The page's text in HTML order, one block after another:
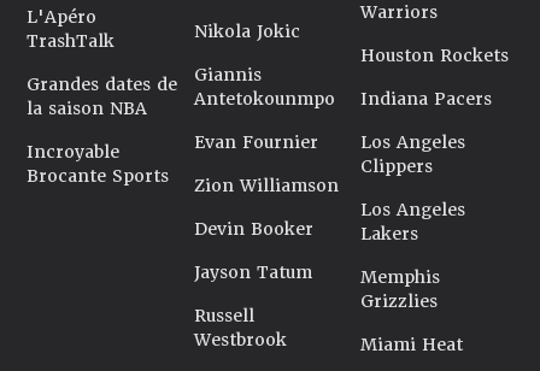
L'Apéro
TrashTalk
Grandes dates de
la saison NBA
Incroyable
Brocante Sports
Nikola Jokic
Giannis
Antetokounmpo
Evan Fournier
Zion Williamson
Devin Booker
Jayson Tatum
Russell
Westbrook
Warriors
Houston Rockets
Indiana Pacers
Los Angeles
Clippers
Los Angeles
Lakers
Memphis
Grizzlies
Miami Heat